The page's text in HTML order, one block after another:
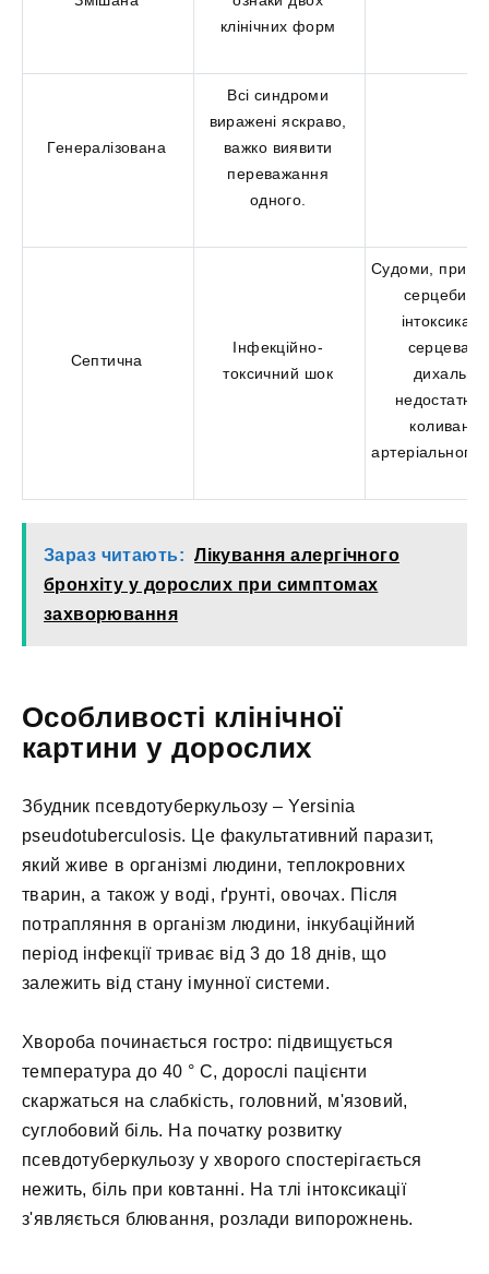
клінічних форм
Генералізована
Всі синдроми
виражені яскраво,
важко виявити
переважання
одного.
Септична
Інфекційно-
токсичний шок
Судоми,
серцева
дихальна
коливання
артеріального
Зараз читають: Лікування алергічного
бронхіту у дорослих при симптомах
захворювання
Особливості клінічної
картини у дорослих
Збудник псевдотуберкульозу – Yersinia
pseudotuberculosis. Це факультативний паразит,
який живе в організмі людини, теплокровних
тварин, а також у воді, ґрунті, овочах. Після
потрапляння в організм людини, інкубаційний
період інфекції триває від 3 до 18 днів, що
залежить від стану імунної системи.
Хвороба починається гостро: підвищується
температура до 40 ° С, дорослі пацієнти
скаржаться на слабкість, головний, м'язовий,
суглобовий біль. На початку розвитку
псевдотуберкульозу у хворого спостерігається
нежить, біль при ковтанні. На тлі інтоксикації
з'являється блювання, розлади випорожнень.